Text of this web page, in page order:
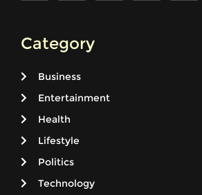
Category
Business
Entertainment
Health
Lifestyle
Politics
Technology